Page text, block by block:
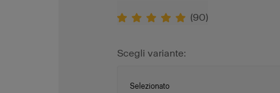
(90)
Scegli variante:
Selezionato